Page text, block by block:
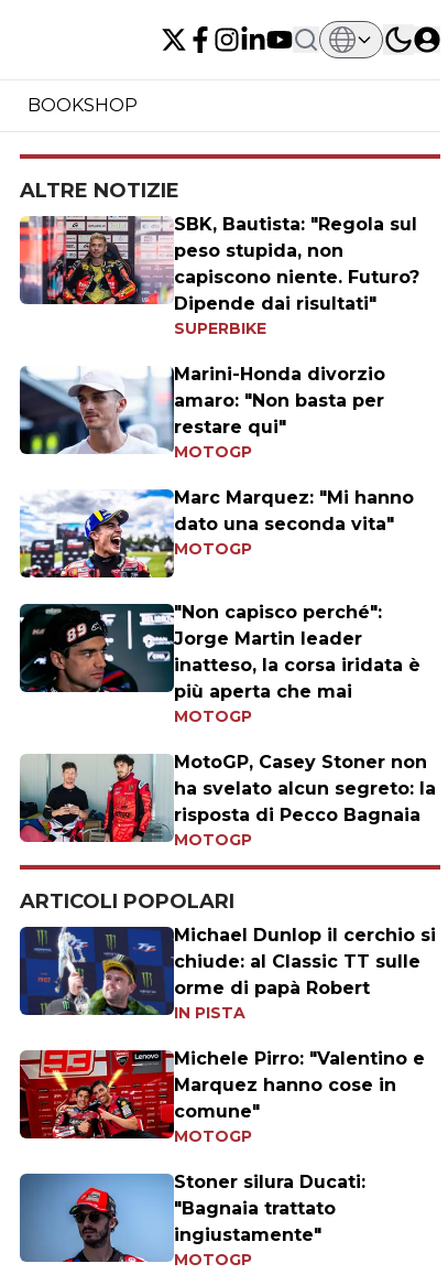
BOOKSHOP
ALTRE NOTIZIE
SBK, Bautista: "Regola sul
peso stupida, non
capiscono niente. Futuro?
Dipende dai risultati"
SUPERBIKE
Marini-Honda divorzio
amaro: "Non basta per
restare qui"
MOTOGP
Marc Marquez: "Mi hanno
dato una seconda vita"
MOTOGP
"Non capisco perché":
Jorge Martin leader
inatteso, la corsa iridata è
più aperta che mai
MOTOGP
MotoGP, Casey Stoner non
ha svelato alcun segreto: la
risposta di Pecco Bagnaia
MOTOGP
ARTICOLI POPOLARI
Michael Dunlop il cerchio si
chiude: al Classic TT sulle
orme di papà Robert
IN PISTA
Michele Pirro: "Valentino e
Marquez hanno cose in
comune"
MOTOGP
Stoner silura Ducati:
"Bagnaia trattato
ingiustamente"
MOTOGP